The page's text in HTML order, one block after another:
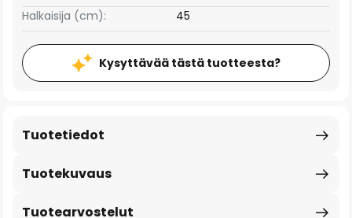
Halkaisija (cm):
45
Kysyttävää tästä tuotteesta?
Tuotekuvaus
Tuotetiedot
Tuotearvostelut